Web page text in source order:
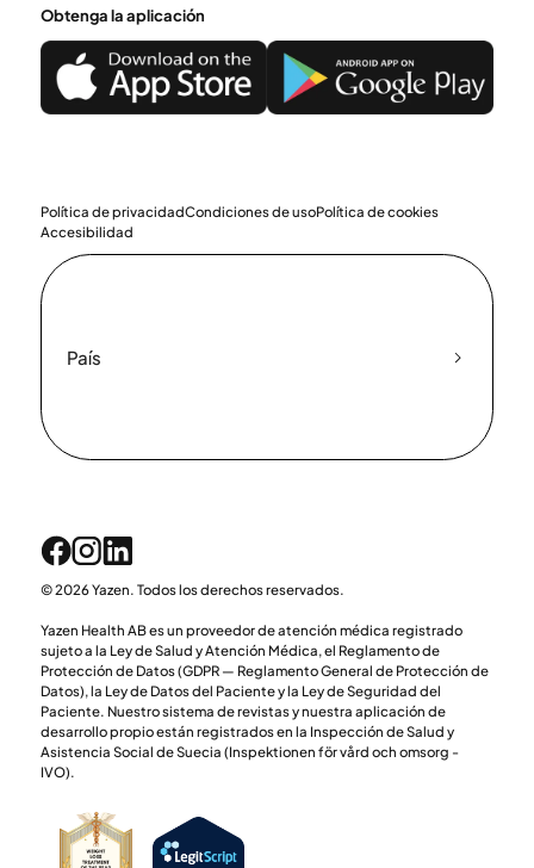
Obtenga la aplicación
Política de privacidadCondiciones de usoPolítica de cookies
Accesibilidad
País
© 2026 Yazen. Todos los derechos reservados.
Yazen Health AB es un proveedor de atención médica registrado
sujeto a la Ley de Salud y Atención Médica, el Reglamento de
Protección de Datos (GDPR — Reglamento General de Protección de
Datos), la Ley de Datos del Paciente y la Ley de Seguridad del
Paciente. Nuestro sistema de revistas y nuestra aplicación de
desarrollo propio están registrados en la Inspección de Salud y
Asistencia Social de Suecia (Inspektionen för vård och omsorg -
IVO).